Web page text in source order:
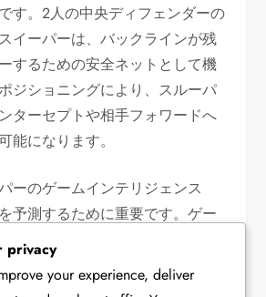
す。2人の中央ディフェンダーの
イーパーは、バックラインが残
するための安全ネットとして機
ジショニングにより、スルーパ
ターセプトや相手フォワードへ
能になります。
ーのゲームインテリジェンス
予測するために重要です。ゲー
とで、スイーパーはポジショニ
ペースを閉じ、危険な攻撃を防
。このプロアクティブなアプロ
privacy
your experience, deliver